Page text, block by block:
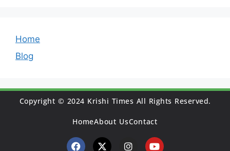
Home
Blog
Copyright © 2024 Krishi Times All Rights Reserved.
HomeAbout UsContact